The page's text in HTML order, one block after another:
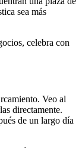
sea más
Veo al
directamente.
de un largo día